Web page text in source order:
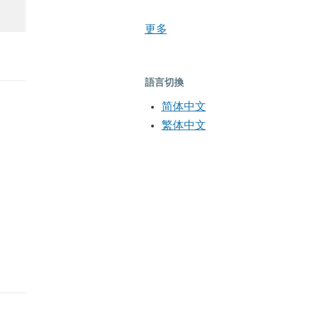
更多
語言切換
简体中文
繁体中文